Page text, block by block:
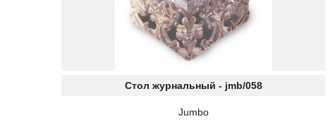
Стол журнальный - jmb/058
Jumbo